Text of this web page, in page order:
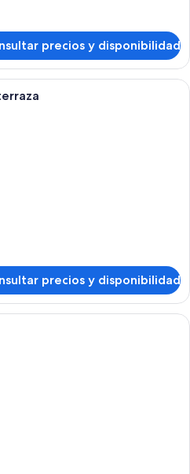
precios y disponibilidad
Habitación de hotel con cama, dos
precios y disponibilidad
Habitación de hotel con una cama